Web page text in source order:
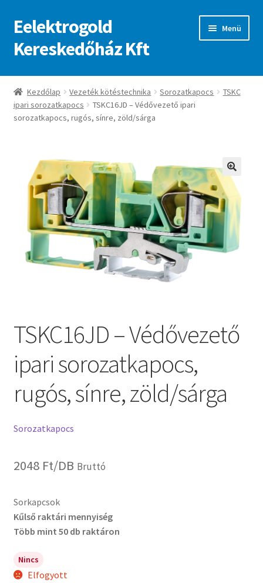
Ugrás
a
navigációhoz
Kilépés
a
tartalomba
Eelektrogold
Kereskedőház Kft
Menü
Kezdőlap
A fiókom
ajanlatkeres
Kezdőlap Vezeték kötéstechnika Sorozatkapocs
TSKC
ipari sorozatkapocs
TSKC16JD – Védővezető ipari
sorozatkapocs, rugós, sínre, zöld/sárga
🔍
TSKC16JD – Védővezető
ipari sorozatkapocs,
rugós, sínre, zöld/sárga
Sorozatkapocs
2048 Ft/DB Bruttó
Sorkapcsok
Kűlső raktári mennyiség
Több mint 50 db raktáron
Nincs
Elfogyott